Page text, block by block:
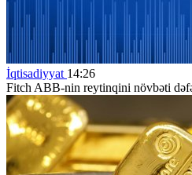
İqtisadiyyat 14:26
Fitch ABB-nin reytinqini növbəti